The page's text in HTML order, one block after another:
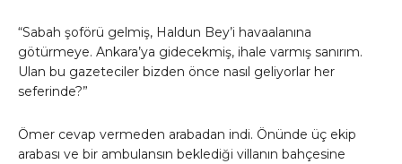
“Sabah şoförü gelmiş, Haldun Bey’i havaalanına
götürmeye. Ankara’ya gidecekmiş, ihale varmış sanırım.
Ulan bu gazeteciler bizden önce nasıl geliyorlar her
seferinde?”
Ömer cevap vermeden arabadan indi. Önünde üç ekip
arabası ve bir ambulansın beklediği villanın bahçesine